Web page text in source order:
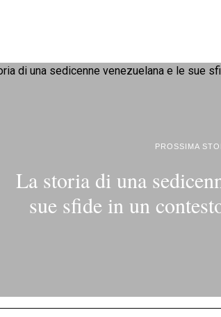
PROSSIMA
La storia di una
sue sfide in un